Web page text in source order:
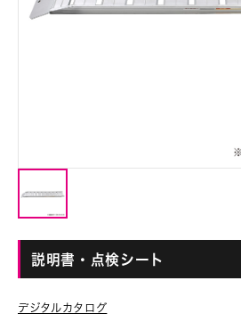
説明書・点検シート
デジタルカタログ